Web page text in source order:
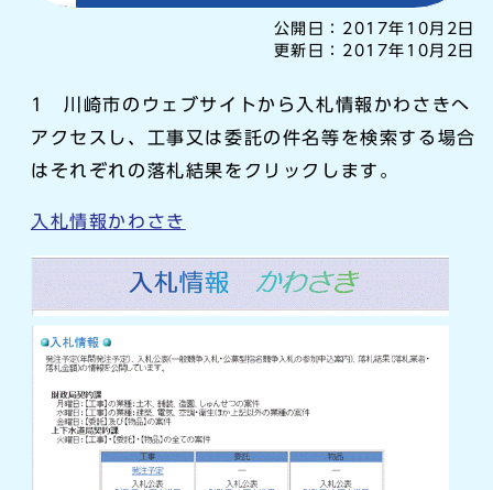
公開日： 2017年10月2日
更新日： 2017年10月2日
1 川崎市のウェブサイトから入札情報かわさきへ
アクセスし、工事又は委託の件名等を検索する場合
はそれぞれの落札結果をクリックします。
入札情報かわさき